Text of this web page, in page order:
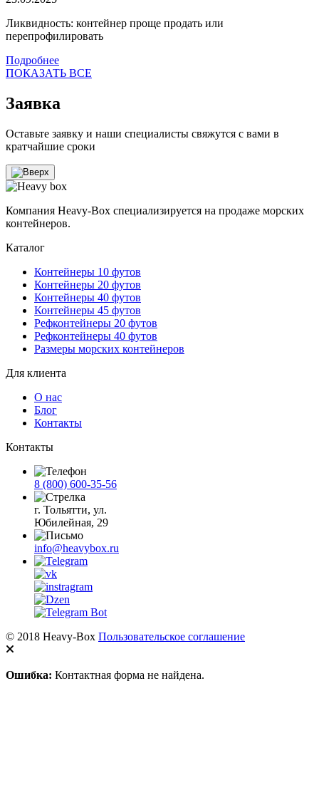
Ликвидность: контейнер проще продать или
перепрофилировать
Подробнее
ПОКАЗАТЬ ВСЕ
Заявка
Оставьте заявку и наши специалисты свяжутся с вами в
кратчайшие сроки
Компания Heavy-Box специализируется на продаже морских
контейнеров.
Каталог
Контейнеры 10 футов
Контейнеры 20 футов
Контейнеры 40 футов
Контейнеры 45 футов
Рефконтейнеры 20 футов
Рефконтейнеры 40 футов
Размеры морских контейнеров
Для клиента
О нас
Блог
Контакты
Контакты
8 (800) 600-35-56
г. Тольятти, ул.
Юбилейная, 29
info@heavybox.ru
© 2018 Heavy-Box Пользовательское соглашение
Ошибка: Контактная форма не найдена.